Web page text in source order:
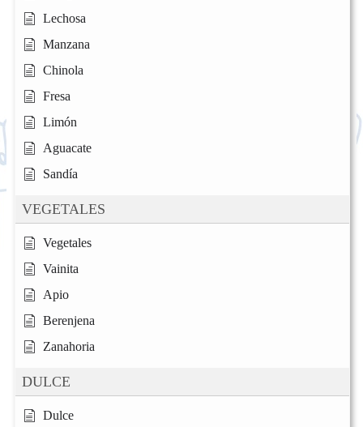
Lechosa
Manzana
Chinola
Fresa
Limón
Aguacate
Sandía
VEGETALES
Vegetales
Vainita
Apio
Berenjena
Zanahoria
DULCE
Dulce